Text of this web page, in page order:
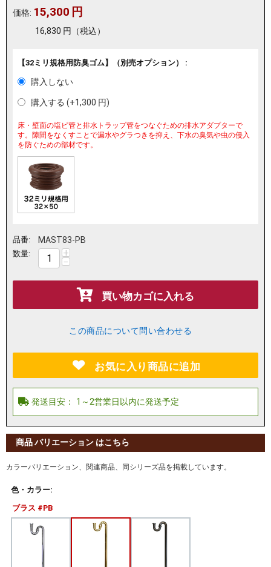
価格: 15,300 円
16,830 円 （税込）
【32ミリ規格用防臭ゴム】（別売オプション） :
購入しない
購入する (+1,300 円)
床・壁面の塩ビ管と排水トラップ管をつなぐための排水アダプターで
す。隙間をなくすことで漏水やグラつきを抑え、下水の臭気や虫の侵入
を防ぐための部材です。
品番: MAST83-PB
数量: +
−
買い物カゴに入れる
この商品について問い合わせる
お気に入り商品に追加
商品 バリエーション はこちら
カラーバリエーション、関連商品、同シリーズ品を掲載しています。
色・カラー:
ブラス #PB